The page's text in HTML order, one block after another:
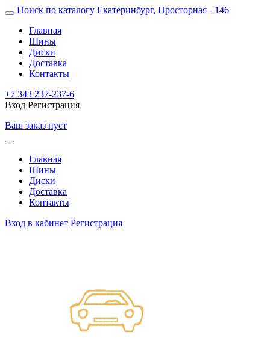
Поиск по каталогу Екатеринбург, Просторная - 146
Главная
Шины
Диски
Доставка
Контакты
+7 343 237-237-6
Вход Регистрация
Ваш заказ пуст
Главная
Шины
Диски
Доставка
Контакты
Вход в кабинет Регистрация